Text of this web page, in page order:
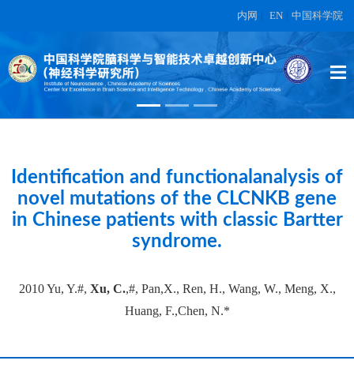
内网 EN 中国科学院
High-dimensional topographic
organization of visual features in the
primate temporal lobe.
在另外数据表中
Identification and functionalanalysis of
novel mutations of the CLCNKB gene
in Chinese patients with classic Bartter
syndrome.
2010 Yu, Y.#, Xu, C.,#, Pan,X., Ren, H., Wang, W., Meng, X.,
Huang, F.,Chen, N.*